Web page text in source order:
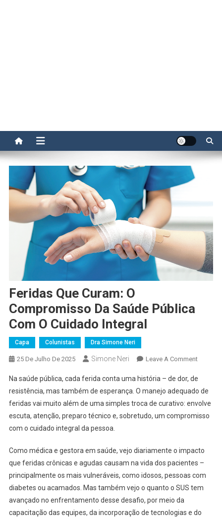
Feridas Que Curam: O
Compromisso Da Saúde Pública
Com O Cuidado Integral
Capa Colunistas Dra Simone Neri
25 De Julho De 2025 Simone Neri Leave A CommentOn
Que
Curam:
O
Pública
Com
O
Na saúde pública, cada ferida conta uma história – de dor, de
resistência, mas também de esperança. O manejo adequado de
feridas vai muito além de uma simples troca de curativo: envolve
escuta, atenção, preparo técnico e, sobretudo, um compromisso
com o cuidado integral da pessoa.
Como médica e gestora em saúde, vejo diariamente o impacto
que feridas crônicas e agudas causam na vida dos pacientes –
principalmente os mais vulneráveis, como idosos, pessoas com
diabetes ou acamados. Mas também vejo o quanto o SUS tem
avançado no enfrentamento desse desafio, por meio da
capacitação das equipes, da incorporação de tecnologias e do